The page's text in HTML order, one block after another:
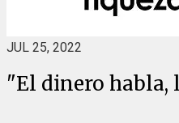
JUL 25, 2022
"El dinero habla,